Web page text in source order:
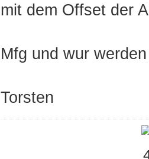
mit dem Offset der
Mfg und wur
Torsten